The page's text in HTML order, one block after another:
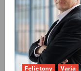
Felietony Varia